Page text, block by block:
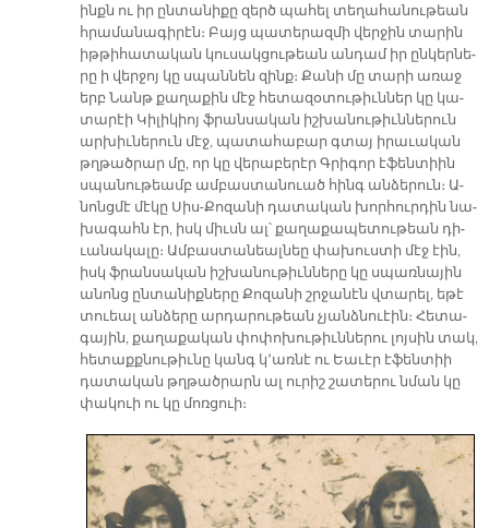
ինքն ու իր ըն­տա­նի­քը զերծ պա­հել տե­ղա­հա­նու­թեան
հրա­մա­նա­գի­րէն։ Բայց պա­տե­րազ­մի վեր­ջին տա­րին
իթ­թի­հա­տա­կան կու­սակ­ցու­թեան ան­դամ իր ըն­կեր­նե­
րը ի վեր­ջոյ կը սպան­նեն զինք։ Քա­նի մը տա­րի ա­ռաջ
երբ Նանթ քա­ղա­քին մէջ հե­տա­զօ­տու­թիւն­ներ կը կա­
տա­րէի Կի­լի­կիոյ ֆրան­սա­կան իշ­խա­նու­թիւն­նե­րուն
ար­խիւ­նե­րուն մէջ, պա­տա­հա­բար գտայ ի­րա­ւա­կան
թղթած­րար մը, որ կը վե­րա­բե­րէր Գրի­գոր է­ֆեն­տիին
սպա­նու­թեամբ ամ­բաս­տա­նուած հինգ ան­ձե­րուն։ Ա­
նոնց­մէ մէ­կը Սիս-Քո­զա­նի դա­տա­կան խոր­հուր­դին նա­
խա­գահն էր, իսկ միւսն ալ՝ քա­ղա­քա­պե­տու­թեան դի­
ւա­նա­կա­լը։ Ամ­բաս­տա­նեալ­նեը փա­խուս­տի մէջ էին,
իսկ ֆրան­սա­կան իշ­խա­նու­թիւն­նե­րը կը սպառ­նա­յին
ա­նոնց ըն­տա­նիք­նե­րը Քո­զա­նի շրջա­նէն վտա­րել, ե­թէ
տուեալ ան­ձե­րը ար­դա­րու­թեան չյանձ­նուէին։ Հե­տա­
գա­յին, քա­ղա­քա­կան փո­փո­խու­թիւն­նե­րու լոյ­սին տակ,
հե­տաքք­նու­թիւ­նը կանգ կ՚առ­նէ ու Եա­ւէր է­ֆեն­տիի
դա­տա­կան թղթածրարն ալ ու­րիշ շա­տե­րու նման կը
փա­կուի ու կը մոռ­ցուի։